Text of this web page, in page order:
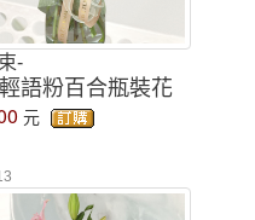
-
語粉百合瓶裝花
元